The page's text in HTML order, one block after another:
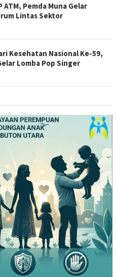
ATM, Pemda Muna Gelar
Lintas Sektor
Kesehatan Nasional Ke-59,
Lomba Pop Singer